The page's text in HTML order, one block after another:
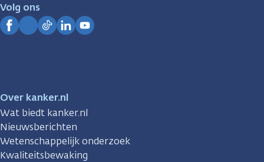
Volg ons
Over kanker.nl
Wat biedt kanker.nl
Nieuwsberichten
Wetenschappelijk onderzoek
Kwaliteitsbewaking